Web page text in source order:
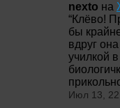
nexto на
“Клёво!
бы
вдруг
училкой
Июл 13,